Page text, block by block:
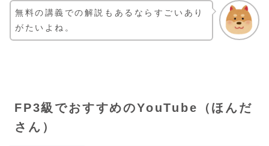
無料の講義での解説もあるならすごいあり
がたいよね。
FP3級でおすすめのYouTube（ほんだ
さん）